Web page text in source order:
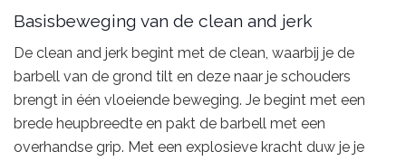
Basisbeweging van de clean and jerk
De clean and jerk begint met de clean, waarbij je de
barbell van de grond tilt en deze naar je schouders
brengt in één vloeiende beweging. Je begint met een
brede heupbreedte en pakt de barbell met een
overhandse grip. Met een explosieve kracht duw je je